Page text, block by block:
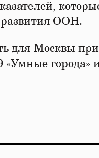
развития ООН.
для Москвы
города»